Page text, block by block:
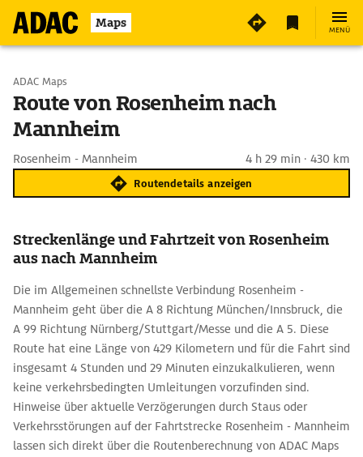
Maps MENÜ
Start wählen
Ziel eingeben
ADAC Maps
Route von Rosenheim nach
Mannheim
Rosenheim - Mannheim 4 h 29 min · 430 km
Routendetails anzeigen
Streckenlänge und Fahrtzeit von Rosenheim
aus nach Mannheim
Die im Allgemeinen schnellste Verbindung Rosenheim -
Mannheim geht über die A 8 Richtung München/Innsbruck, die
A 99 Richtung Nürnberg/Stuttgart/Messe und die A 5. Diese
Route hat eine Länge von 429 Kilometern und für die Fahrt sind
insgesamt 4 Stunden und 29 Minuten einzukalkulieren, wenn
keine verkehrsbedingten Umleitungen vorzufinden sind.
Hinweise über aktuelle Verzögerungen durch Staus oder
Verkehrsstörungen auf der Fahrtstrecke Rosenheim - Mannheim
lassen sich direkt über die Routenberechnung von ADAC Maps